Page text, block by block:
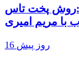
پخت تاس
با مریم امیری
16 روز پیش